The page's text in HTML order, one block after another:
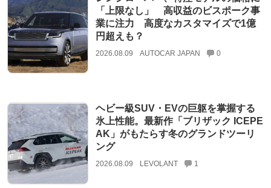
「上限なし」 高収益のビスポーク事
業に注力 高度なカスタマイズで1億
円超えも？
2026.08.09 AUTOCAR JAPAN 0
ヘビー級SUV・EVの巨躯を掌握する
氷上性能。最新作「ブリザック ICEPE
AK」がもたらす冬のグランドツーリ
ング
2026.08.09 LEVOLANT 1